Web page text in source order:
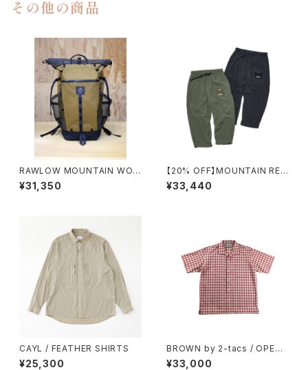
その他の商品
RAWLOW MOUNTAIN WOR
KS / BAMBI（X-PAC EDITIO
N）
¥31,350
【20% OFF】MOUNTAIN RES
EARCH / PHIL PKT. TROUS
ERS
¥33,440
CAYL / FEATHER SHIRTS
¥25,300
BROWN by 2-tacs / OPEN
COLLAR
¥33,000